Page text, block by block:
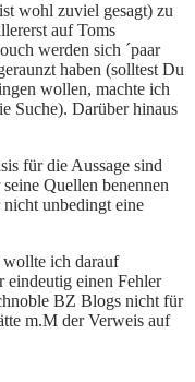
wohl zuviel gesagt) zu
auf Toms
werden sich ´paar
haben (solltest Du
wollen, machte ich
Suche). Darüber hinaus
für die Aussage sind
Quellen benennen
nicht unbedingt eine
ich darauf
einen Fehler
BZ Blogs nicht für
m.M der Verweis auf